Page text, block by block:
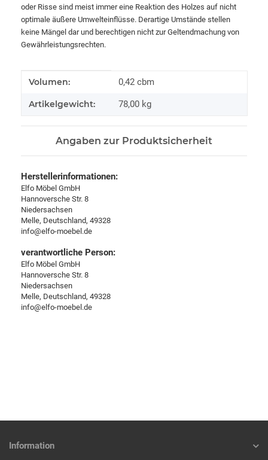
oder Risse sind meist immer eine Reaktion des Holzes auf nicht
optimale äußere Umwelteinflüsse. Derartige Umstände stellen
keine Mängel dar und berechtigen nicht zur Geltendmachung von
Gewährleistungsrechten.
Produkteigenschaft
Wert
Volumen: 0,42 cbm
Artikelgewicht: 78,00 kg
Angaben zur Produktsicherheit
Herstellerinformationen:
Elfo Möbel GmbH
Hannoversche Str. 8
Niedersachsen
Melle, Deutschland, 49328
info@elfo-moebel.de
verantwortliche Person:
Elfo Möbel GmbH
Hannoversche Str. 8
Niedersachsen
Melle, Deutschland, 49328
info@elfo-moebel.de
Information